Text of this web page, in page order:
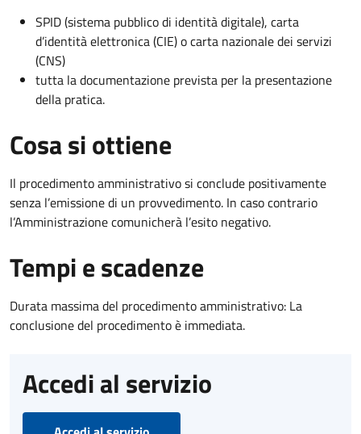
SPID (sistema pubblico di identità digitale), carta
d’identità elettronica (CIE) o carta nazionale dei servizi
(CNS)
tutta la documentazione prevista per la presentazione
della pratica.
Cosa si ottiene
Il procedimento amministrativo si conclude positivamente
senza l’emissione di un provvedimento. In caso contrario
l’Amministrazione comunicherà l’esito negativo.
Tempi e scadenze
Durata massima del procedimento amministrativo: La
conclusione del procedimento è immediata.
Accedi al servizio